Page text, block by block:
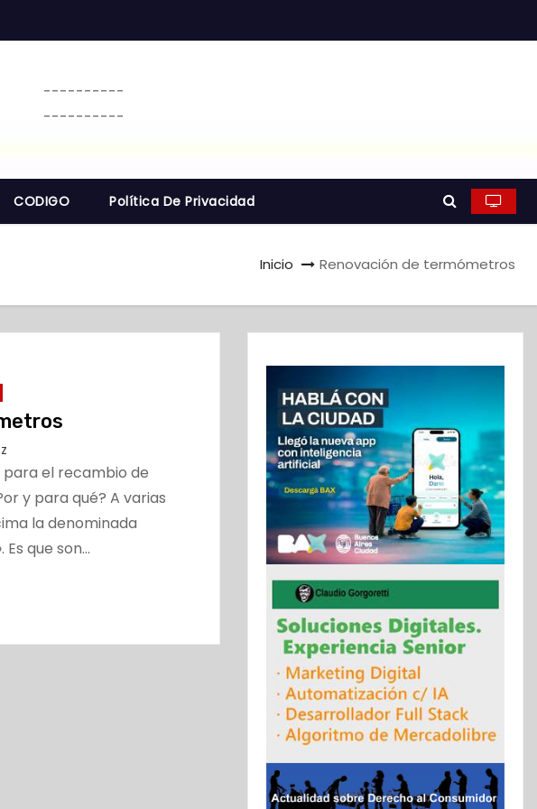
----------
----------
CODIGO Política De Privacidad
Inicio Renovación de termómetros
el recambio de
y para qué? A varias
la denominada
que son…